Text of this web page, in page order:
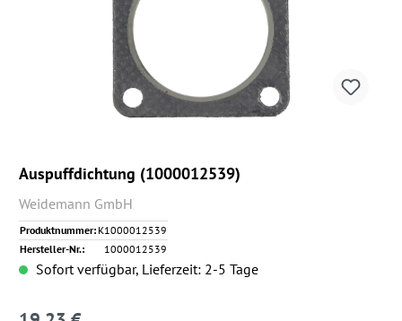
Auspuffdichtung (1000012539)
Weidemann GmbH
Produktnummer: K1000012539
Hersteller-Nr.:
1000012539
Sofort verfügbar, Lieferzeit: 2-5 Tage